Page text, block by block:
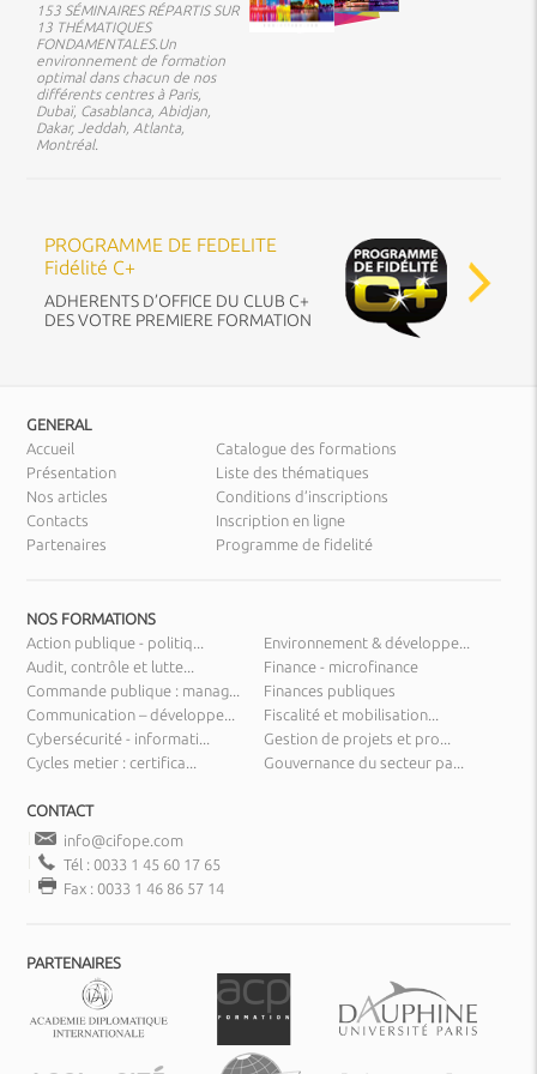
153 SÉMINAIRES RÉPARTIS SUR
13 THÉMATIQUES
FONDAMENTALES.Un
environnement de formation
optimal dans chacun de nos
différents centres à Paris,
Dubaï, Casablanca, Abidjan,
Dakar, Jeddah, Atlanta,
Montréal.
PROGRAMME DE FEDELITE
Fidélité C+
ADHERENTS D’OFFICE DU CLUB C+
DES VOTRE PREMIERE FORMATION
GENERAL
Accueil
Présentation
Nos articles
Contacts
Partenaires
Catalogue des formations
Liste des thématiques
Conditions d’inscriptions
Inscription en ligne
Programme de fidelité
NOS FORMATIONS
Action publique - politiq...
Audit, contrôle et lutte...
Commande publique : manag...
Communication – développe...
Cybersécurité - informati...
Cycles metier : certifica...
Environnement & développe...
Finance - microfinance
Finances publiques
Fiscalité et mobilisation...
Gestion de projets et pro...
Gouvernance du secteur pa...
CONTACT
info@cifope.com
Tél : 0033 1 45 60 17 65
Fax : 0033 1 46 86 57 14
PARTENAIRES